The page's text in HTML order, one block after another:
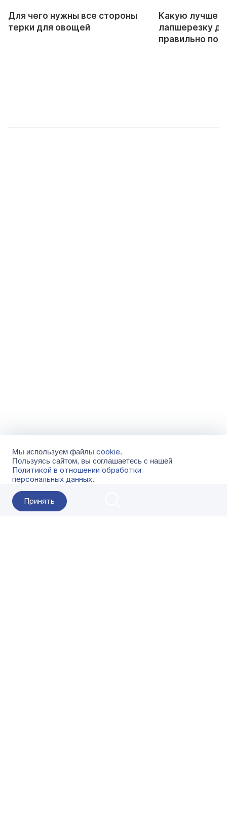
Для чего нужны все стороны
терки для овощей
Какую лучше
лапшерезку
правильно
Мы используем файлы cookie.
Пользуясь сайтом, вы соглашаетесь с нашей
Политикой в отношении обработки
персональных данных.
Принять